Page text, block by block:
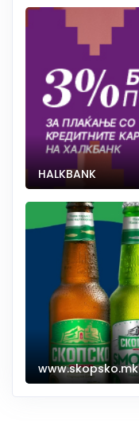
HALKBANK
www.skopsko.mk